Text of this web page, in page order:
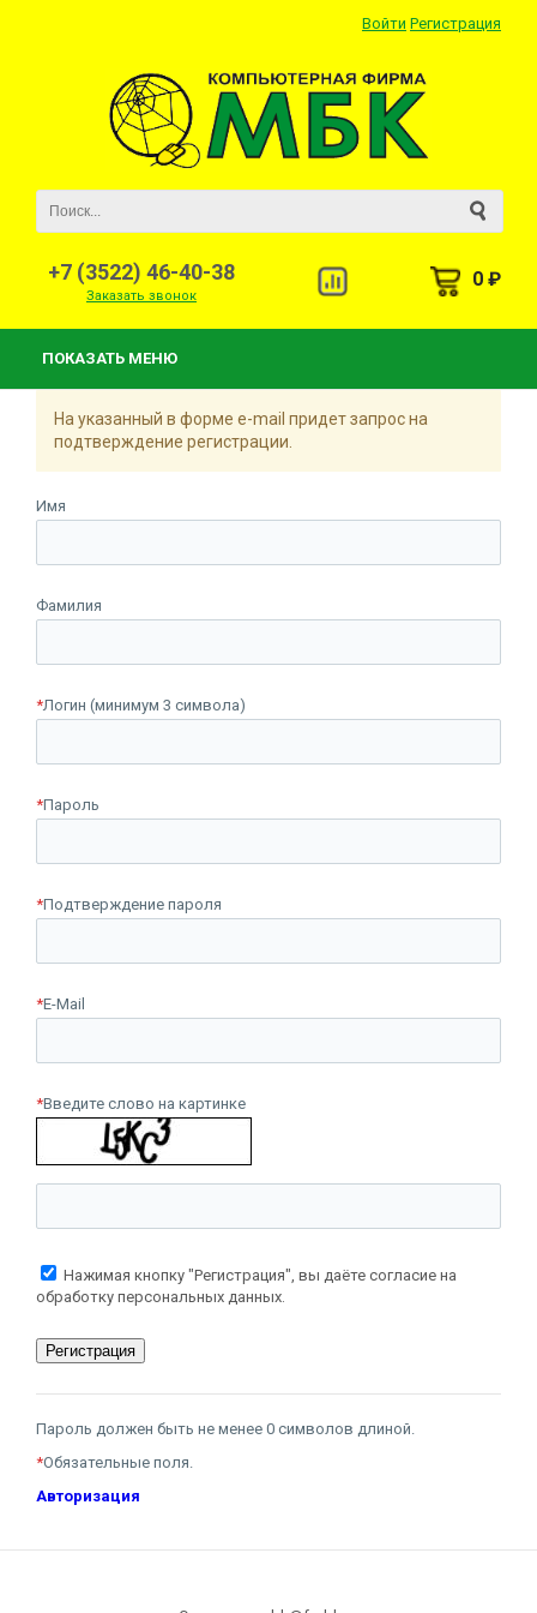
Войти Регистрация
+7 (3522) 46-40-38
Заказать звонок
0 ₽
ПОКАЗАТЬ МЕНЮ
На указанный в форме e-mail придет запрос на
подтверждение регистрации.
Имя
Фамилия
*Логин (минимум 3 символа)
*Пароль
*Подтверждение пароля
*E-Mail
*Введите слово на картинке
Нажимая кнопку "Регистрация", вы даёте согласие на
обработку персональных данных.
Пароль должен быть не менее 0 символов длиной.
*Обязательные поля.
Авторизация